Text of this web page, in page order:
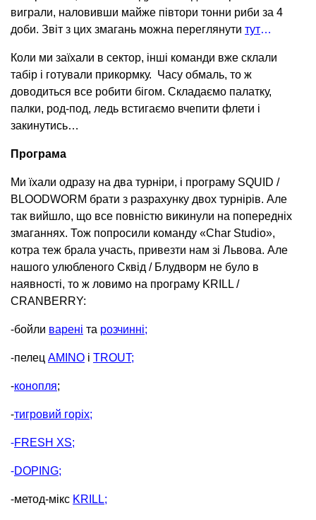
виграли, наловивши майже півтори тонни риби за 4
доби. Звіт з цих змагань можна переглянути тут…
Коли ми заїхали в сектор, інші команди вже склали
табір і готували прикормку. Часу обмаль, то ж
доводиться все робити бігом. Складаємо палатку,
палки, род-под, ледь встигаємо вчепити флети і
закинутись…
Програма
Ми їхали одразу на два турніри, і програму SQUID /
BLOODWORM брати з разрахунку двох турнірів. Але
так вийшло, що все повністю викинули на попередніх
змаганнях. Тож попросили команду «Char Studio»,
котра теж брала участь, привезти нам зі Львова. Але
нашого улюбленого Сквід / Блудворм не було в
наявності, то ж ловимо на програму KRILL /
CRANBERRY:
⁃бойли варені та розчинні;
⁃пелец AMINO і TROUT;
⁃конопля;
⁃тигровий горіх;
⁃FRESH XS;
⁃DOPING;
⁃метод-мікс KRILL;